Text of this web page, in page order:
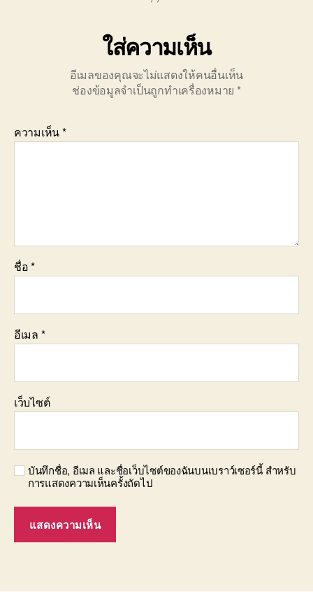
ใส่ความเห็น
อีเมลของคุณจะไม่แสดงให้คนอื่นเห็น
ช่องข้อมูลจำเป็นถูกทำเครื่องหมาย *
ความเห็น*
ชื่อ*
อีเมล *
เว็บไซต์
บันทึกชื่อ, อีเมล และชื่อเว็บไซต์ของฉันบนเบราว์เซอร์นี้ สำหรับ
การแสดงความเห็นครั้งถัดไป